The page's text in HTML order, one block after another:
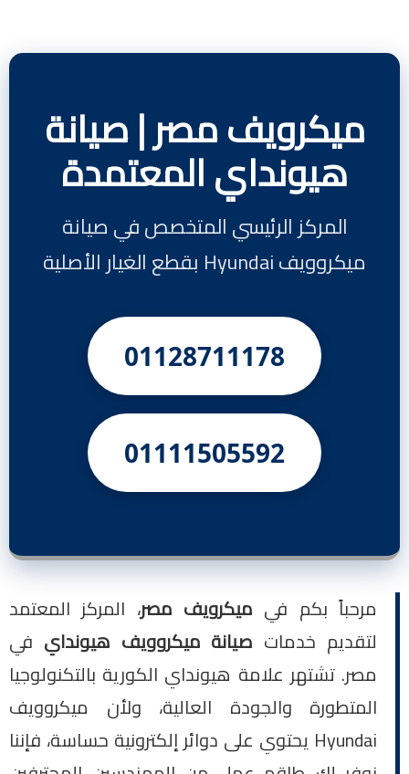
ميكرويف مصر | صيانة
هيونداي المعتمدة
المركز الرئيسي المتخصص في صيانة
ميكروويف Hyundai بقطع الغيار الأصلية
01128711178
01111505592
مرحباً بكم في ميكرويف مصر، المركز المعتمد
لتقديم خدمات صيانة ميكروويف هيونداي في
مصر. تشتهر علامة هيونداي الكورية بالتكنولوجيا
المتطورة والجودة العالية، ولأن ميكروويف
Hyundai يحتوي على دوائر إلكترونية حساسة، فإننا